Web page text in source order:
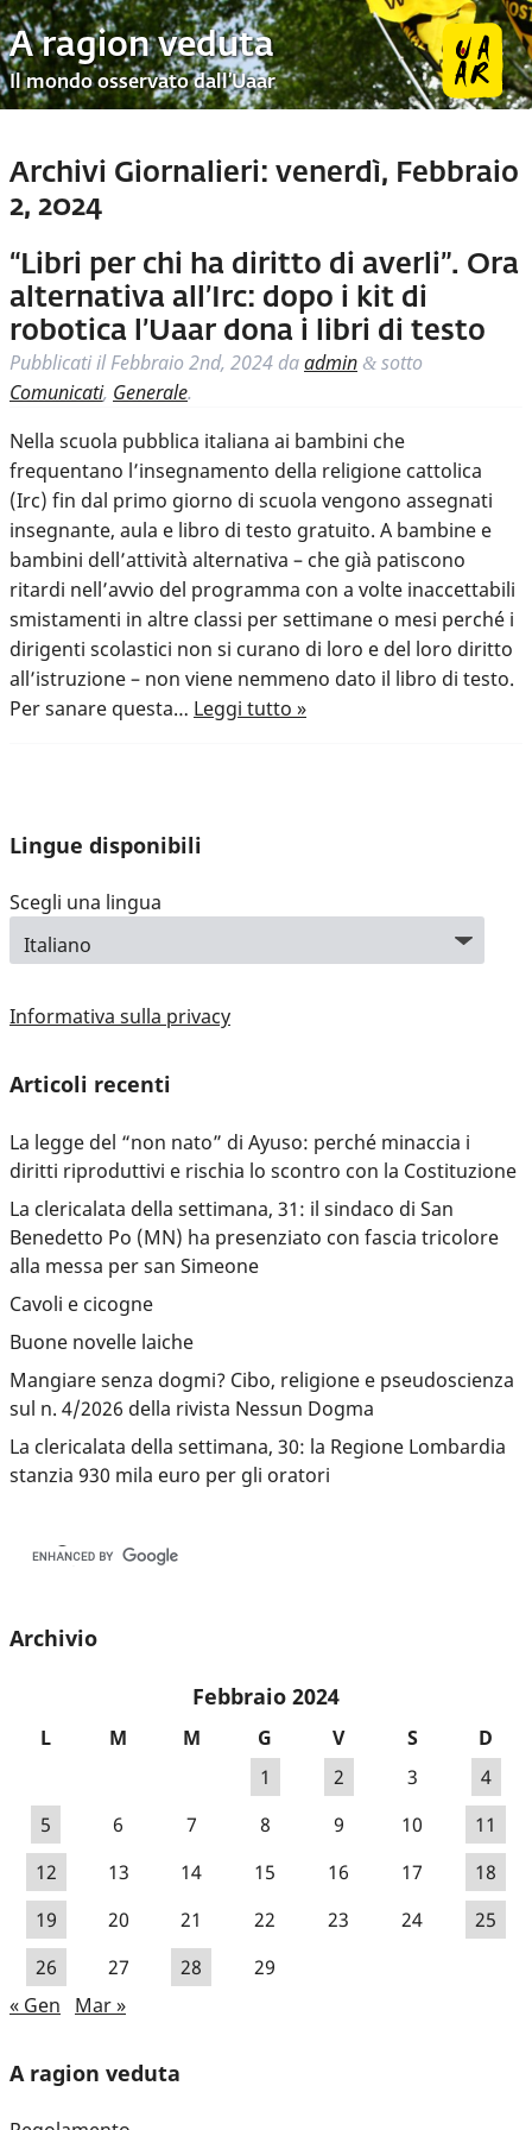
A ragion veduta
Il mondo osservato dall’Uaar
Archivi Giornalieri: venerdì, Febbraio
2, 2024
“Libri per chi ha diritto di averli”. Ora
alternativa all’Irc: dopo i kit di
robotica l’Uaar dona i libri di testo
Pubblicati ilFebbraio 2nd, 2024 daadmin & sotto
Comunicati, Generale.
Nella scuola pubblica italiana ai bambini che
frequentano l’insegnamento della religione cattolica
(Irc) fin dal primo giorno di scuola vengono assegnati
insegnante, aula e libro di testo gratuito. A bambine e
bambini dell’attività alternativa – che già patiscono
ritardi nell’avvio del programma con a volte inaccettabili
smistamenti in altre classi per settimane o mesi perché i
dirigenti scolastici non si curano di loro e del loro diritto
all’istruzione – non viene nemmeno dato il libro di testo.
Per sanare questa… Leggi tutto »
Lingue disponibili
Scegli una lingua
Informativa sulla privacy
Articoli recenti
La legge del “non nato” di Ayuso: perché minaccia i
diritti riproduttivi e rischia lo scontro con la Costituzione
La clericalata della settimana, 31: il sindaco di San
Benedetto Po (MN) ha presenziato con fascia tricolore
alla messa per san Simeone
Cavoli e cicogne
Buone novelle laiche
Mangiare senza dogmi? Cibo, religione e pseudoscienza
sul n. 4/2026 della rivista Nessun Dogma
La clericalata della settimana, 30: la Regione Lombardia
stanzia 930 mila euro per gli oratori
Archivio
Febbraio 2024
L M M G V S
D
1
2 3
4
5
6 7 8 9 10
11
12
13 14 15 16 17
18
19
20 21 22 23 24
25
26
27 28
29
« Gen
Mar »
A ragion veduta